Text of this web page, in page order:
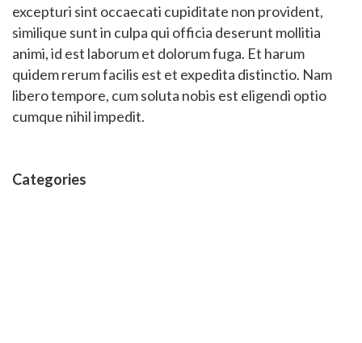
excepturi sint occaecati cupiditate non provident,
similique sunt in culpa qui officia deserunt mollitia
animi, id est laborum et dolorum fuga. Et harum
quidem rerum facilis est et expedita distinctio. Nam
libero tempore, cum soluta nobis est eligendi optio
cumque nihil impedit.
Categories